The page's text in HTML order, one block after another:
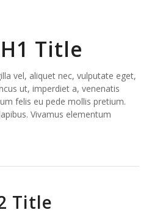
Title
vel, aliquet nec, vulputate eget,
ut, imperdiet a, venenatis
felis eu pede mollis pretium.
Vivamus elementum
Title